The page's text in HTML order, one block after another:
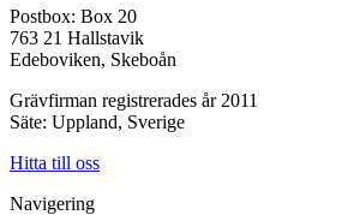
Postbox: Box 20
763 21 Hallstavik
Edeboviken, Skeboån
Grävfirman registrerades år 2011
Säte: Uppland, Sverige
Hitta till oss
Navigering